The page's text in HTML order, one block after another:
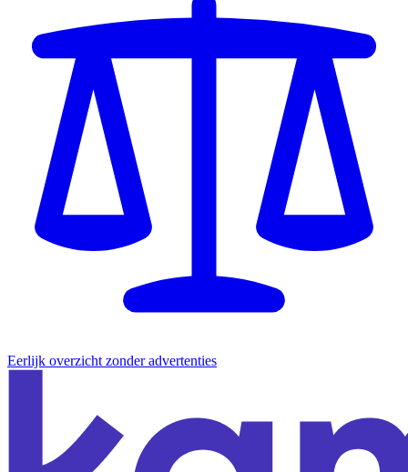
Eerlijk overzicht zonder advertenties